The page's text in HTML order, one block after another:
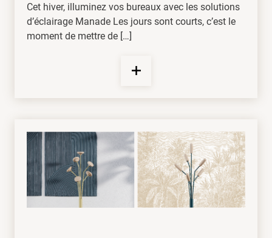
Cet hiver, illuminez vos bureaux avec les solutions
d’éclairage Manade Les jours sont courts, c’est le
moment de mettre de […]